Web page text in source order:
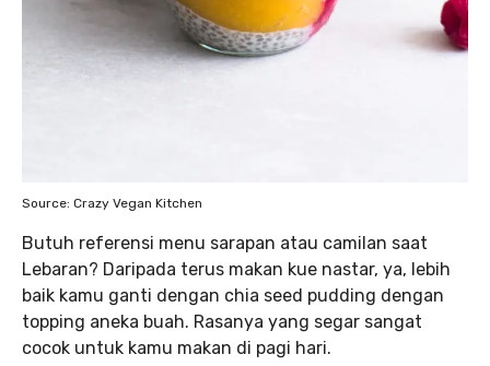
Source: Crazy Vegan Kitchen
Butuh referensi menu sarapan atau camilan saat
Lebaran? Daripada terus makan kue nastar, ya, lebih
baik kamu ganti dengan chia seed pudding dengan
topping aneka buah. Rasanya yang segar sangat
cocok untuk kamu makan di pagi hari.